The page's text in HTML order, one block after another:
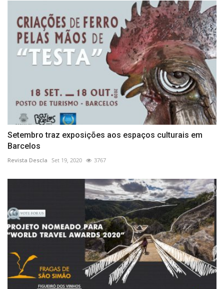
Setembro traz exposições aos espaços culturais em
Barcelos
Revista Descla Set 19, 2020 3767